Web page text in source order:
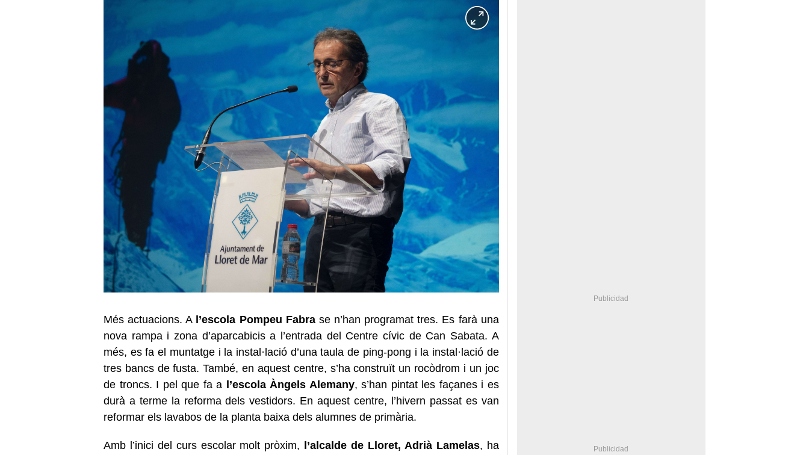
Més actuacions. A l’escola Pompeu Fabrase n’han programat tres. Es farà una
nova rampa i zona d’aparcabicis a l’entrada del Centre cívic de Can Sabata. A
més, es fa el muntatge i la instal·lació d’una taula de ping-pong i la instal·lació de
tres bancs de fusta. També, en aquest centre, s’ha construït un rocòdrom i un joc
de troncs. I pel que fa a
l’escola Àngels Alemany, s’han pintat les façanes i es
durà a terme la reforma dels vestidors. En aquest centre, l’hivern passat es van
reformar els lavabos de la planta baixa dels alumnes de primària.
Amb l’inici del curs escolar molt pròxim, l’alcalde de Lloret, Adrià Lamelas, ha